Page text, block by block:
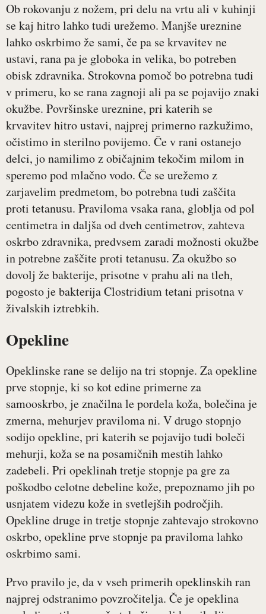
Ob rokovanju z nožem, pri delu na vrtu ali v kuhinji
se kaj hitro lahko tudi urežemo. Manjše ureznine
lahko oskrbimo že sami, če pa se krvavitev ne
ustavi, rana pa je globoka in velika, bo potreben
obisk zdravnika. Strokovna pomoč bo potrebna tudi
v primeru, ko se rana zagnoji ali pa se pojavijo znaki
okužbe. Površinske ureznine, pri katerih se
krvavitev hitro ustavi, najprej primerno razkužimo,
očistimo in sterilno povijemo. Če v rani ostanejo
delci, jo namilimo z običajnim tekočim milom in
speremo pod mlačno vodo. Če se urežemo z
zarjavelim predmetom, bo potrebna tudi zaščita
proti tetanusu. Praviloma vsaka rana, globlja od pol
centimetra in daljša od dveh centimetrov, zahteva
oskrbo zdravnika, predvsem zaradi možnosti okužbe
in potrebne zaščite proti tetanusu. Za okužbo so
dovolj že bakterije, prisotne v prahu ali na tleh,
pogosto je bakterija Clostridium tetani prisotna v
živalskih iztrebkih.
Opekline
Opeklinske rane se delijo na tri stopnje. Za opekline
prve stopnje, ki so kot edine primerne za
samooskrbo, je značilna le pordela koža, bolečina je
zmerna, mehurjev praviloma ni. V drugo stopnjo
sodijo opekline, pri katerih se pojavijo tudi boleči
mehurji, koža se na posamičnih mestih lahko
zadebeli. Pri opeklinah tretje stopnje pa gre za
poškodbo celotne debeline kože, prepoznamo jih po
usnjatem videzu kože in svetlejših področjih.
Opekline druge in tretje stopnje zahtevajo strokovno
oskrbo, opekline prve stopnje pa praviloma lahko
oskrbimo sami.
Prvo pravilo je, da v vseh primerih opeklinskih ran
najprej odstranimo povzročitelja. Če je opeklina